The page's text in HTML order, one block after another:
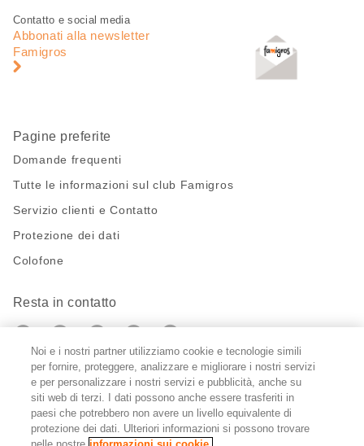
Piè
pagina
Navigazione
pagina
Contatto e social media
Abbonati alla newsletter
Famigros
Pagine preferite
Domande frequenti
Tutte le informazioni sul club Famigros
Servizio clienti e Contatto
Protezione dei dati
Colofone
Resta in contatto
https://twitter.com/migros?
https://www.youtube.com/user/
PinterestInstagram
Impostazioni cookie
FR IT
Noi e i nostri partner utilizziamo cookie e tecnologie simili
per fornire, proteggere, analizzare e migliorare i nostri servizi
e per personalizzare i nostri servizi e pubblicità, anche su
siti web di terzi. I dati possono anche essere trasferiti in
paesi che potrebbero non avere un livello equivalente di
protezione dei dati. Ulteriori informazioni si possono trovare